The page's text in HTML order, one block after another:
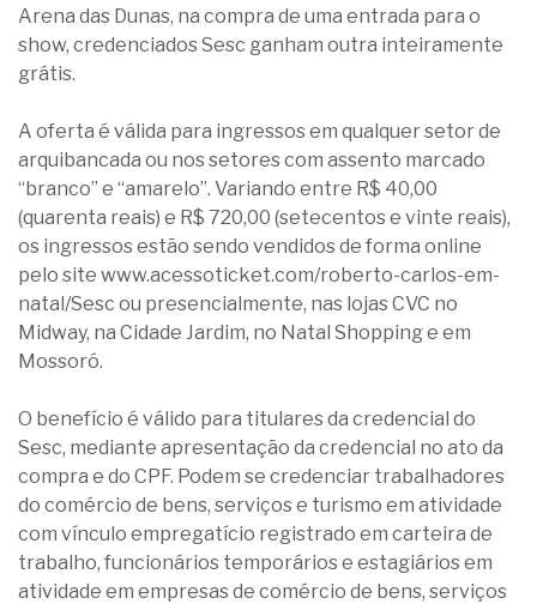
Arena das Dunas, na compra de uma entrada para o
show, credenciados Sesc ganham outra inteiramente
grátis.
A oferta é válida para ingressos em qualquer setor de
arquibancada ou nos setores com assento marcado
“branco” e “amarelo”. Variando entre R$ 40,00
(quarenta reais) e R$ 720,00 (setecentos e vinte reais),
os ingressos estão sendo vendidos de forma online
pelo site www.acessoticket.com/roberto-carlos-em-
natal/Sesc ou presencialmente, nas lojas CVC no
Midway, na Cidade Jardim, no Natal Shopping e em
Mossoró.
O benefício é válido para titulares da credencial do
Sesc, mediante apresentação da credencial no ato da
compra e do CPF. Podem se credenciar trabalhadores
do comércio de bens, serviços e turismo em atividade
com vínculo empregatício registrado em carteira de
trabalho, funcionários temporários e estagiários em
atividade em empresas de comércio de bens, serviços